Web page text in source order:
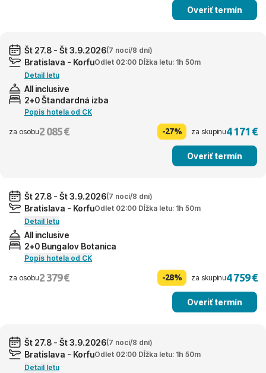
Overiť termín
Št 27.8 - Št 3.9.2026(7 nocí/8 dní)
Bratislava - KorfuOdlet 02:00 Dĺžka letu: 1h 50m
Detail letu
All inclusive
2+0 Štandardná izba
Popis hotela od CK
za osobu2 085 € -27% za skupinu4 171 €
Overiť termín
Št 27.8 - Št 3.9.2026(7 nocí/8 dní)
Bratislava - KorfuOdlet 02:00 Dĺžka letu: 1h 50m
Detail letu
All inclusive
2+0 Bungalov Botanica
Popis hotela od CK
za osobu2 379 € -28% za skupinu4 759 €
Overiť termín
Št 27.8 - Št 3.9.2026(7 nocí/8 dní)
Bratislava - KorfuOdlet 02:00 Dĺžka letu: 1h 50m
Detail letu